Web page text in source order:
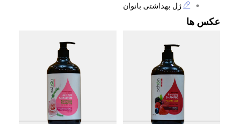
ژل بهداشتی بانوان
عکس ها